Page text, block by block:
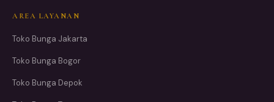
AREA LAYANAN
Toko Bunga Jakarta
Toko Bunga Bogor
Toko Bunga Depok